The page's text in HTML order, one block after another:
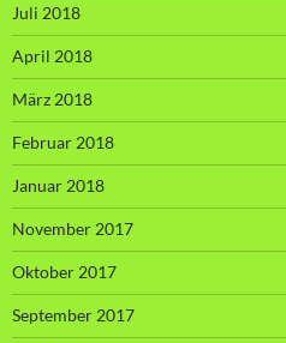
Juli 2018
April 2018
März 2018
Februar 2018
Januar 2018
November 2017
Oktober 2017
September 2017